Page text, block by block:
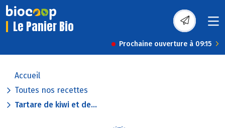
Le Panier Bio
Prochaine ouverture à 09:15
Accueil
Toutes nos recettes
Tartare de kiwi et de...